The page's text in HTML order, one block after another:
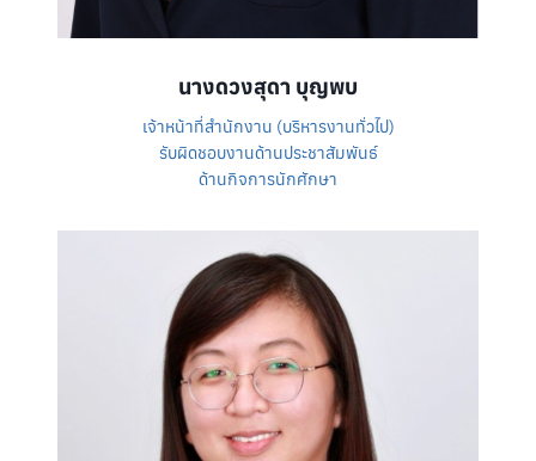
นางดวงสุดา บุญพบ
เจ้าหน้าที่สำนักงาน (บริหารงานทั่วไป)
รับผิดชอบงานด้านประชาสัมพันธ์
ด้านกิจการนักศักษา